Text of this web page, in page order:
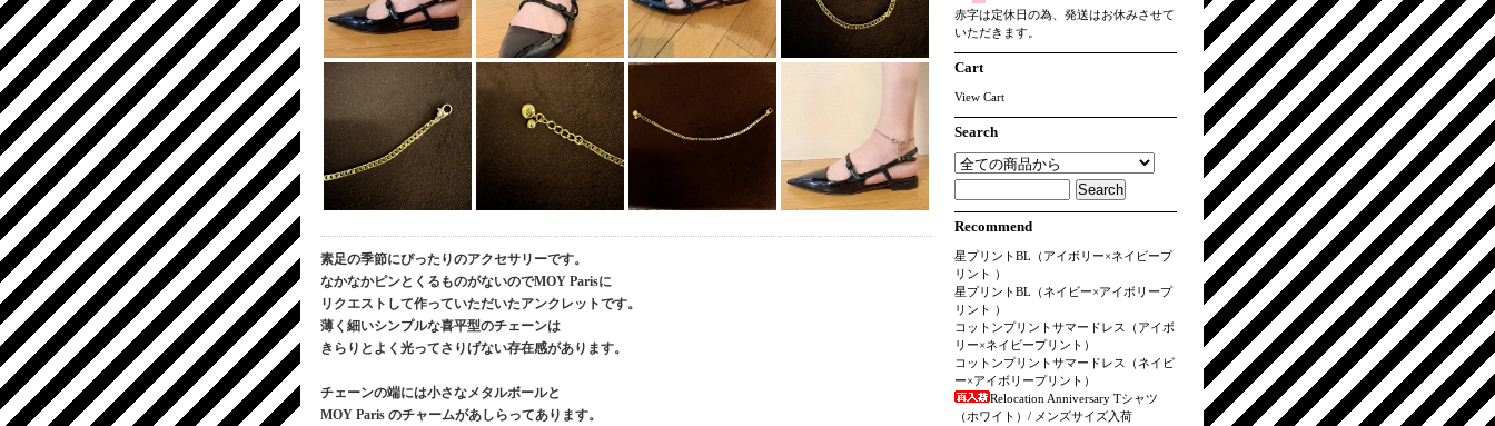
素足の季節にぴったりのアクセサリーです。
なかなかピンとくるものがないのでMOY Parisに
リクエストして作っていただいたアンクレットです。
薄く細いシンプルな喜平型のチェーンは
きらりとよく光ってさりげない存在感があります。
チェーンの端には小さなメタルボールと
MOY Paris のチャームがあしらってあります。
赤字は定休日の為、発送はお休みさせて
いただきます。
Cart
View Cart
Search
Recommend
星プリントBL（アイボリー×ネイビープ
リント ）
星プリントBL（ネイビー×アイボリープ
リント ）
コットンプリントサマードレス（アイボ
リー×ネイビープリント）
コットンプリントサマードレス（ネイビ
ー×アイボリープリント）
Relocation Anniversary Tシャツ
（ホワイト）/ メンズサイズ入荷